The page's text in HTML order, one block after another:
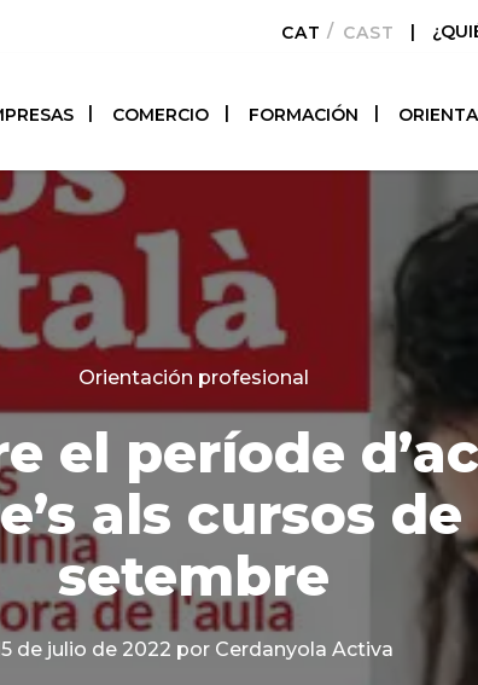
CATALÀCASTELLANO
|
COMERCIO FORMACIÓN
Categories
Orientación profesional
el període
als cursos
setembre
de julio de 2022 por Cerdanyola Activa